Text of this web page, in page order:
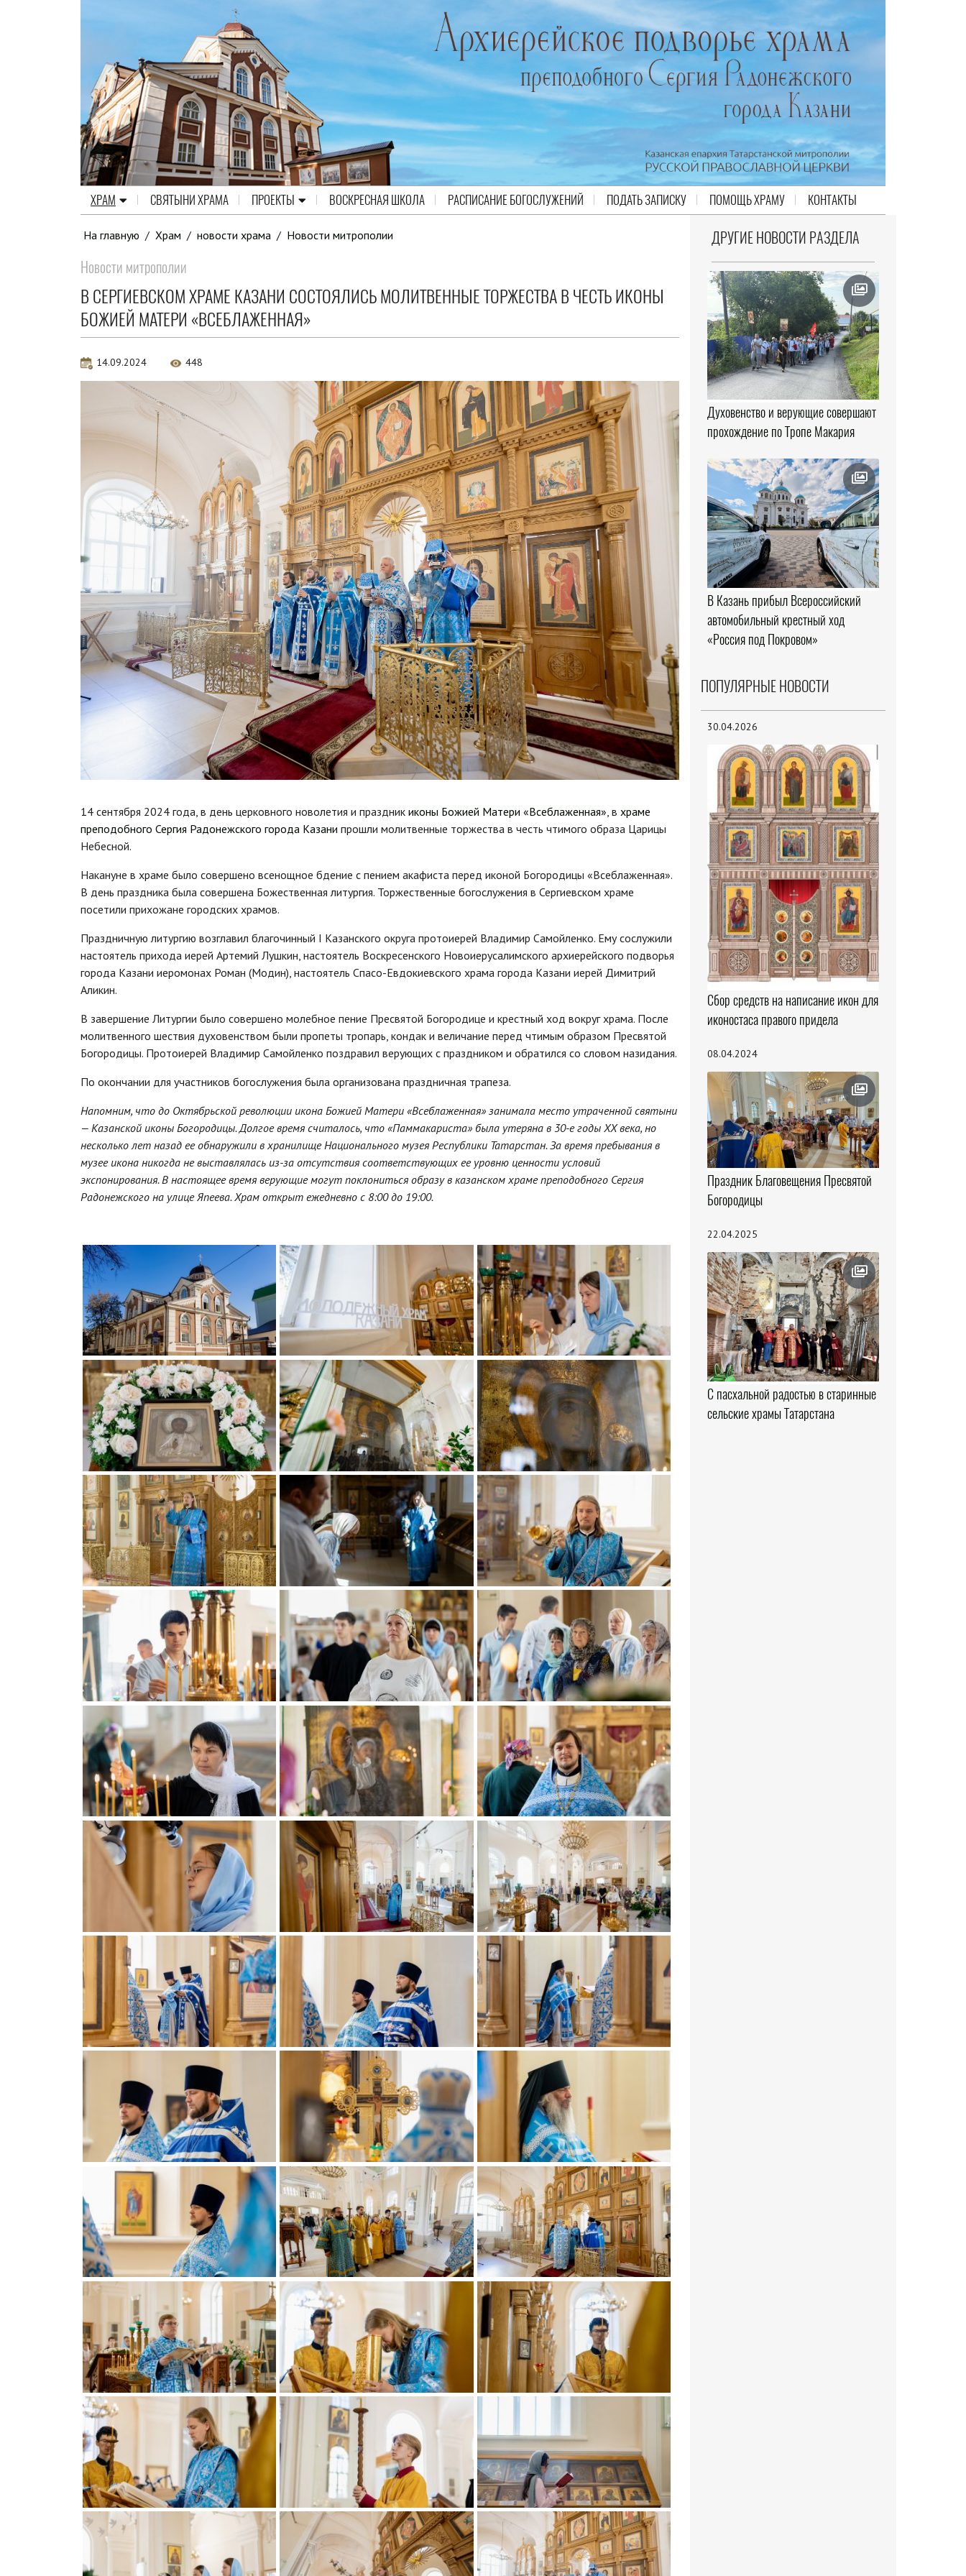
ХРАМ СВЯТЫНИ ХРАМА ПРОЕКТЫ ВОСКРЕСНАЯ ШКОЛА РАСПИСАНИЕ БОГОСЛУЖЕНИЙ ПОДАТЬ ЗАПИСКУ ПОМОЩЬ ХРАМУ КОНТАКТЫ
На главную / Храм / новости храма / Новости митрополии
Новости митрополии
В СЕРГИЕВСКОМ ХРАМЕ КАЗАНИ СОСТОЯЛИСЬ МОЛИТВЕННЫЕ ТОРЖЕСТВА В ЧЕСТЬ ИКОНЫ
БОЖИЕЙ МАТЕРИ «ВСЕБЛАЖЕННАЯ»
14.09.2024 448
14 сентября 2024 года, в день церковного новолетия и праздник иконы Божией Матери «Всеблаженная» , в храме
преподобного Сергия Радонежского города Казани прошли молитвенные торжества в честь чтимого образа Царицы
Небесной.
Накануне в храме было совершено всенощное бдение с пением акафиста перед иконой Богородицы «Всеблаженная».
В день праздника была совершена Божественная литургия. Торжественные богослужения в Сергиевском храме
посетили прихожане городских храмов.
Праздничную литургию возглавил благочинный I Казанского округа протоиерей Владимир Самойленко. Ему сослужили
настоятель прихода иерей Артемий Лушкин, настоятель Воскресенского Новоиерусалимского архиерейского подворья
города Казани иеромонах Роман (Модин), настоятель Спасо-Евдокиевского храма города Казани иерей Димитрий
Аликин.
В завершение Литургии было совершено молебное пение Пресвятой Богородице и крестный ход вокруг храма. После
молитвенного шествия духовенством были пропеты тропарь, кондак и величание перед чтимым образом Пресвятой
Богородицы. Протоиерей Владимир Самойленко поздравил верующих с праздником и обратился со словом назидания.
По окончании для участников богослужения была организована праздничная трапеза.
Напомним, что до Октябрьской революции икона Божией Матери «Всеблаженная» занимала место утраченной святыни
— Казанской иконы Богородицы. Долгое время считалось, что «Паммакариста» была утеряна в 30-е годы ХХ века, но
несколько лет назад ее обнаружили в хранилище Национального музея Республики Татарстан. За время пребывания в
музее икона никогда не выставлялась из-за отсутствия соответствующих ее уровню ценности условий
экспонирования. В настоящее время верующие могут поклониться образу в казанском храме преподобного Сергия
Радонежского на улице Япеева. Храм открыт ежедневно с 8:00 до 19:00.
ДРУГИЕ НОВОСТИ РАЗДЕЛА
Духовенство и верующие совершают
прохождение по Тропе Макария
В Казань прибыл Всероссийский
автомобильный крестный ход
«Россия под Покровом»
ПОПУЛЯРНЫЕ НОВОСТИ
30.04.2026
Сбор средств на написание икон для
иконостаса правого придела
08.04.2024
Праздник Благовещения Пресвятой
Богородицы
22.04.2025
С пасхальной радостью в старинные
сельские храмы Татарстана